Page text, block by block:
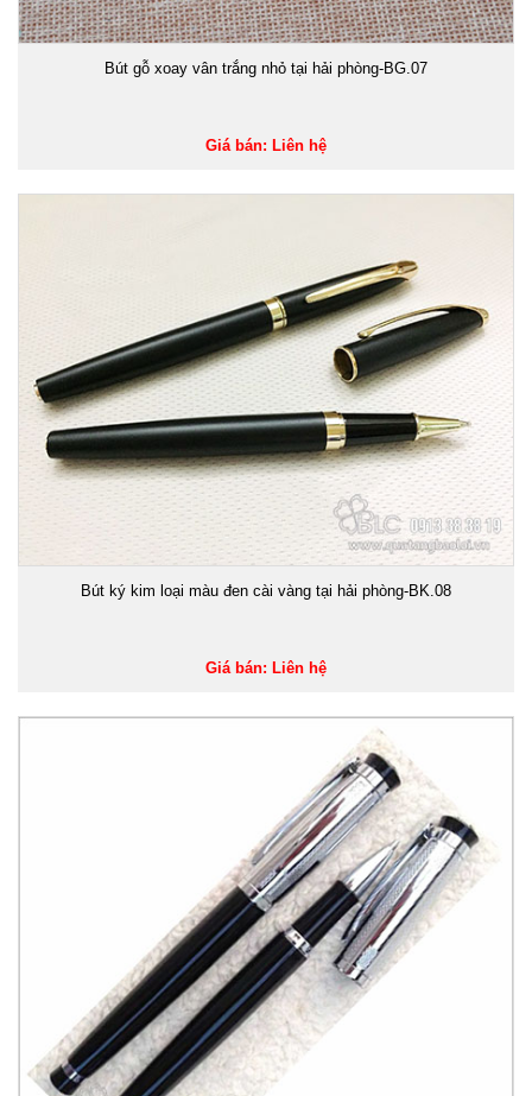
Bút gỗ xoay vân trắng nhỏ tại hải phòng-BG.07
Giá bán: Liên hệ
Bút ký kim loại màu đen cài vàng tại hải phòng-BK.08
Giá bán: Liên hệ